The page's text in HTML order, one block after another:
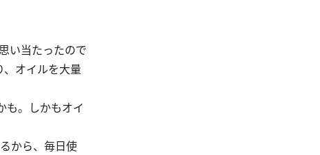
い当たったので
オイルを大量
も。しかもオイ
から、毎日使